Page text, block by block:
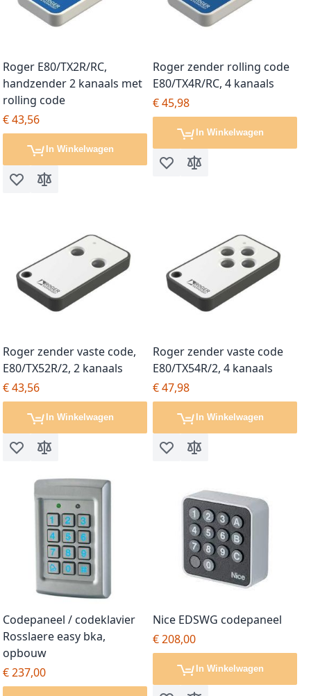
Roger E80/TX2R/RC,
handzender 2 kanaals met
rolling code
€ 43,56
In Winkelwagen
Voeg toe aan verlanglijst
Toevoegen om te vergelijken
Roger zender rolling code
E80/TX4R/RC, 4 kanaals
€ 45,98
In Winkelwagen
Voeg toe aan verlanglijst
Toevoegen om te
Roger zender vaste code,
E80/TX52R/2, 2 kanaals
€ 43,56
In Winkelwagen
Voeg toe aan verlanglijst
Toevoegen om te vergelijken
Roger zender vaste code
E80/TX54R/2, 4 kanaals
€ 47,98
In Winkelwagen
Voeg toe aan verlanglijst
Toevoegen om te
Codepaneel / codeklavier
Rosslaere easy bka,
opbouw
€ 237,00
Nice EDSWG codepaneel
€ 208,00
In Winkelwagen